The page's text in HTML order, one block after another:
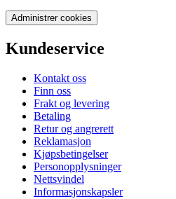
Administrer cookies
Kundeservice
Kontakt oss
Finn oss
Frakt og levering
Betaling
Retur og angrerett
Reklamasjon
Kjøpsbetingelser
Personopplysninger
Nettsvindel
Informasjonskapsler